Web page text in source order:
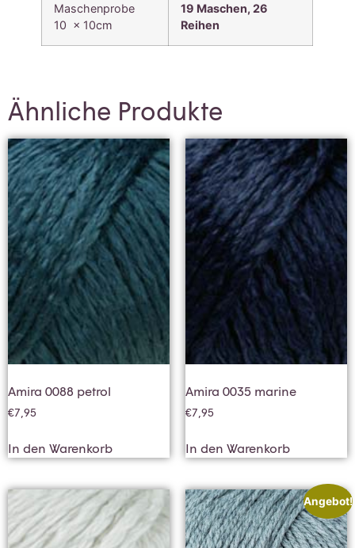
Maschenprobe
10 x 10cm
19 Maschen, 26
Reihen
Ähnliche Produkte
Amira 0088 petrol
€7,95
In den Warenkorb
Amira 0035 marine
€7,95
In den Warenkorb
Angebot!